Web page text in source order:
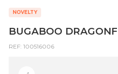
NOVELTY
BUGABOO
REF: 100516006